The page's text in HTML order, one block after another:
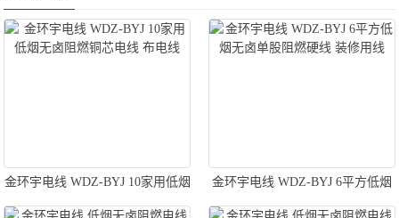
金环宇电线 WDZ-BYJ 10家用低烟
无卤阻燃铜芯电线 布电线
金环宇电线 WDZ-BYJ 6平方低烟
无卤单股阻燃硬线 装修用线